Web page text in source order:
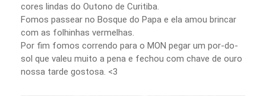
cores lindas do Outono de Curitiba.
Fomos passear no Bosque do Papa e ela amou brincar
com as folhinhas vermelhas.
Por fim fomos correndo para o MON pegar um por-do-
sol que valeu muito a pena e fechou com chave de ouro
nossa tarde gostosa. <3